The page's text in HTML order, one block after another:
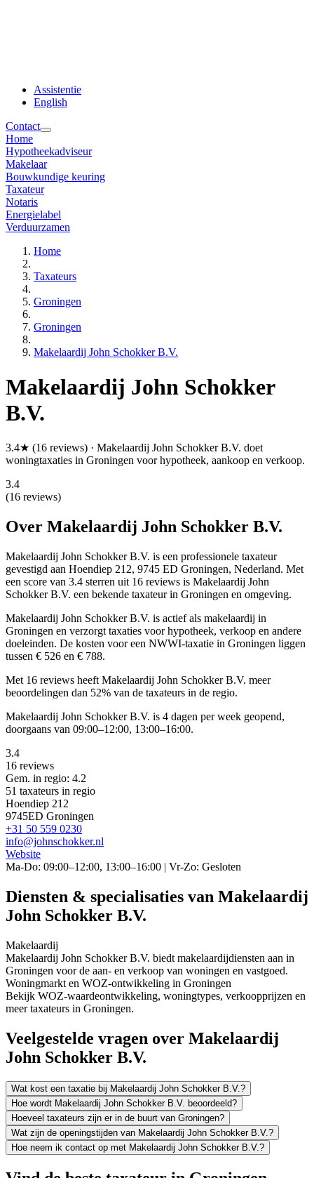
Assistentie
English
Contact
Home
Hypotheekadviseur
Makelaar
Bouwkundige keuring
Taxateur
Notaris
Energielabel
Verduurzamen
Home
Taxateurs
Groningen
Groningen
Makelaardij John Schokker B.V.
Makelaardij John Schokker
B.V.
3.4★ (16 reviews) · Makelaardij John Schokker B.V. doet
woningtaxaties in Groningen voor hypotheek, aankoop en verkoop.
3.4
(16 reviews)
Over Makelaardij John Schokker B.V.
Makelaardij John Schokker B.V. is een professionele taxateur
gevestigd aan Hoendiep 212, 9745 ED Groningen, Nederland. Met
een score van 3.4 sterren uit 16 reviews is Makelaardij John
Schokker B.V. een bekende taxateur in Groningen en omgeving.
Makelaardij John Schokker B.V. is actief als makelaardij in
Groningen en verzorgt taxaties voor hypotheek, verkoop en andere
doeleinden. De kosten voor een NWWI-taxatie in Groningen liggen
tussen € 526 en € 788.
Met 16 reviews heeft Makelaardij John Schokker B.V. meer
beoordelingen dan 52% van de taxateurs in de regio.
Makelaardij John Schokker B.V. is 4 dagen per week geopend,
doorgaans van 09:00–12:00, 13:00–16:00.
3.4
16 reviews
Gem. in regio: 4.2
51 taxateurs in regio
Hoendiep 212
9745ED Groningen
+31 50 559 0230
info@johnschokker.nl
Website
Ma-Do: 09:00–12:00, 13:00–16:00 | Vr-Zo: Gesloten
Diensten & specialisaties van Makelaardij
John Schokker B.V.
Makelaardij
Makelaardij John Schokker B.V. biedt makelaardijdiensten aan in
Groningen voor de aan- en verkoop van woningen en vastgoed.
Woningmarkt en WOZ-ontwikkeling in Groningen
Bekijk WOZ-waardeontwikkeling, woningtypes, verkoopprijzen en
meer taxateurs in Groningen.
Veelgestelde vragen over Makelaardij
John Schokker B.V.
Wat kost een taxatie bij Makelaardij John Schokker B.V.?
Hoe wordt Makelaardij John Schokker B.V. beoordeeld?
Hoeveel taxateurs zijn er in de buurt van Groningen?
Wat zijn de openingstijden van Makelaardij John Schokker B.V.?
Hoe neem ik contact op met Makelaardij John Schokker B.V.?